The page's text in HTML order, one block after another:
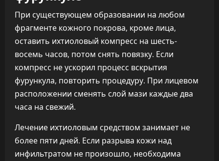
При существующем образовании на любом
фрагменте кожного покрова, кроме лица,
оставить ихтиоловый компресс на шесть-
восемь часов, потом снять повязку. Если
компресс не ускорил процесс вскрытия
фурункула, повторить процедуру. При лицевом
расположении сменять слой мази каждые два
часа на свежий.
Лечение ихтиоловым средством занимает не
более пяти дней. Если разрыва кожи над
инфильтратом не произошло, необходима